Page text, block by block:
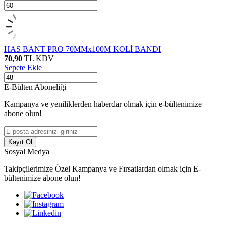
HAS BANT PRO 70MMx100M KOLİ BANDI
70,90 TL KDV
Sepete Ekle
E-Bülten Aboneliği
Kampanya ve yeniliklerden haberdar olmak için e-bültenimize
abone olun!
Kayıt Ol
Sosyal Medya
Takipçilerimize Özel Kampanya ve Fırsatlardan olmak için E-
bültenimize abone olun!